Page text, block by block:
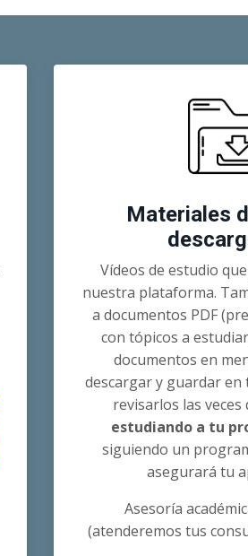
Materiales
Vídeos de estudio
nuestra plataforma.
a documentos PDF
con tópicos a
documentos en
descargar y guardar
revisarlos las veces
estudiando a tu
siguiendo un
asegurará tu
Asesoría
(atenderemos tus